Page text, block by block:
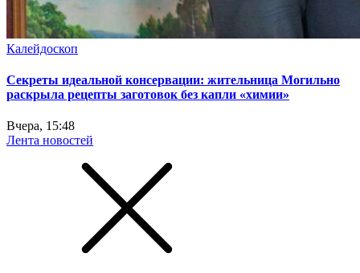
Калейдоскоп
Секреты идеальной консервации: жительница Могильно
раскрыла рецепты заготовок без капли «химии»
Вчера, 15:48
Лента новостей